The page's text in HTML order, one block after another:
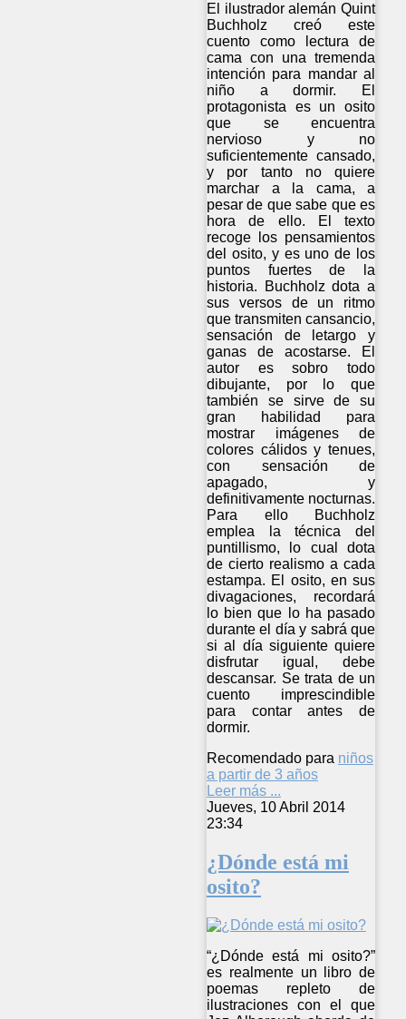
El ilustrador alemán Quint
Buchholz creó este
cuento como lectura de
cama con una tremenda
intención para mandar al
niño a dormir. El
protagonista es un osito
que se encuentra
nervioso y no
suficientemente cansado,
y por tanto no quiere
marchar a la cama, a
pesar de que sabe que es
hora de ello. El texto
recoge los pensamientos
del osito, y es uno de los
puntos fuertes de la
historia. Buchholz dota a
sus versos de un ritmo
que transmiten cansancio,
sensación de letargo y
ganas de acostarse. El
autor es sobro todo
dibujante, por lo que
también se sirve de su
gran habilidad para
mostrar imágenes de
colores cálidos y tenues,
con sensación de
apagado, y
definitivamente nocturnas.
Para ello Buchholz
emplea la técnica del
puntillismo, lo cual dota
de cierto realismo a cada
estampa. El osito, en sus
divagaciones, recordará
lo bien que lo ha pasado
durante el día y sabrá que
si al día siguiente quiere
disfrutar igual, debe
descansar. Se trata de un
cuento imprescindible
para contar antes de
dormir.
Recomendado para niños
a partir de 3 años
Leer más ...
Jueves, 10 Abril 2014
23:34
¿Dónde está mi
osito?
“¿Dónde está mi osito?”
es realmente un libro de
poemas repleto de
ilustraciones con el que